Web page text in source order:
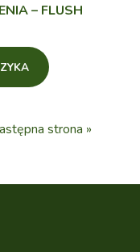
– FLUSH
strona »